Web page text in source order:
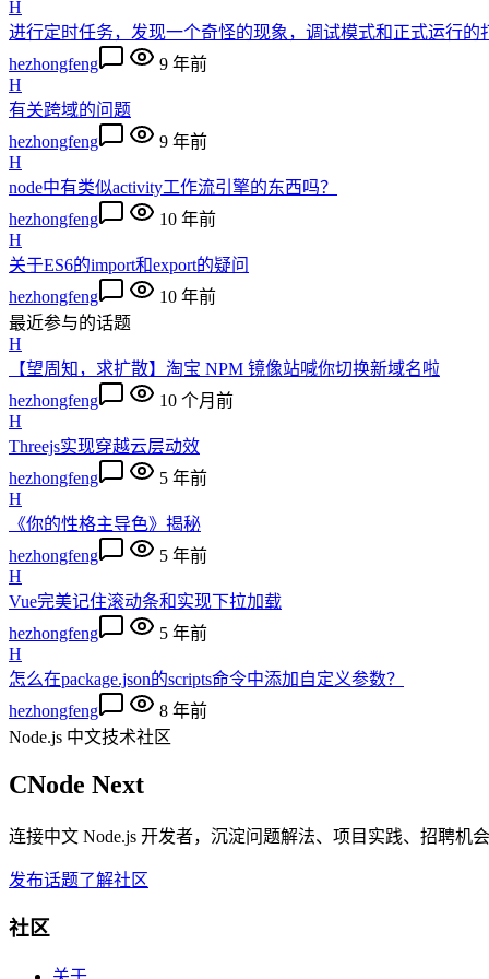
H
进行定时任务，发现一个奇怪的现象，调试模式和正式运行的
hezhongfeng
9 年前
H
有关跨域的问题
hezhongfeng
9 年前
H
node中有类似activity工作流引擎的东西吗？
hezhongfeng
10 年前
H
关于ES6的import和export的疑问
hezhongfeng
10 年前
最近参与的话题
H
【望周知，求扩散】淘宝 NPM 镜像站喊你切换新域名啦
hezhongfeng
10 个月前
H
Threejs实现穿越云层动效
hezhongfeng
5 年前
H
《你的性格主导色》揭秘
hezhongfeng
5 年前
H
Vue完美记住滚动条和实现下拉加载
hezhongfeng
5 年前
H
怎么在package.json的scripts命令中添加自定义参数？
hezhongfeng
8 年前
Node.js 中文技术社区
CNode Next
连接中文 Node.js 开发者，沉淀问题解法、项目实践、招聘机会
发布话题了解社区
社区